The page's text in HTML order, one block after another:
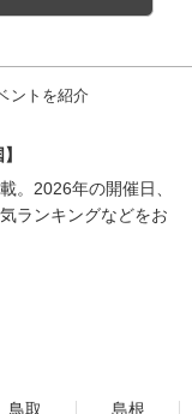
ントを紹介
。2026年の開催日、
ランキングなどをお
鳥取 島根